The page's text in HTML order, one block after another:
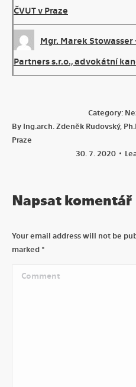
ČVUT v Praze
Mgr. Marek Stowasser
Partners s.r.o., advokátní
Category:
By Ing.arch. Zdeněk Rudovský,
Praze
30. 7. 2020
Napsat komentář
Your email address will not be
marked *
Comment